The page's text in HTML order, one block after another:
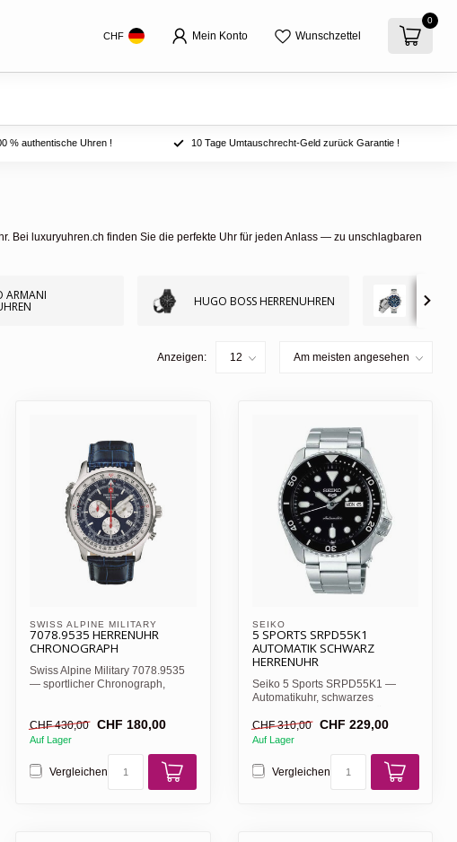
CHF Mein Konto Wunschzettel
0
% authentische Uhren ! 10 Tage Umtauschrecht-Geld zurück Garantie !
Bei luxuryuhren.ch finden Sie die perfekte Uhr für jeden Anlass — zu unschlagbaren
ARMANI HUGO BOSS HERRENUHREN SWISS
Anzeigen:
SWISS ALPINE MILITARY
7078.9535 HERRENUHR
CHRONOGRAPH
Swiss Alpine Military 7078.9535
— sportlicher Chronograph,
CHF 430,00 CHF 180,00
Auf Lager
Vergleichen
SEIKO
5 SPORTS SRPD55K1
AUTOMATIK SCHWARZ
HERRENUHR
Seiko 5 Sports SRPD55K1 —
Automatikuhr, schwarzes
CHF 310,00
CHF 229,00
Auf Lager
Vergleichen